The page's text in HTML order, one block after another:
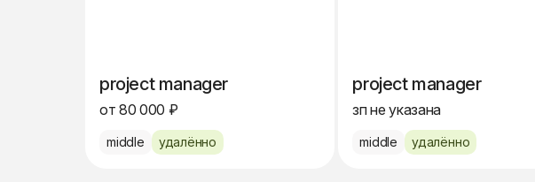
project manager
от 80 000 ₽
middle удалённо
project manager
зп не указана
middle удалённо